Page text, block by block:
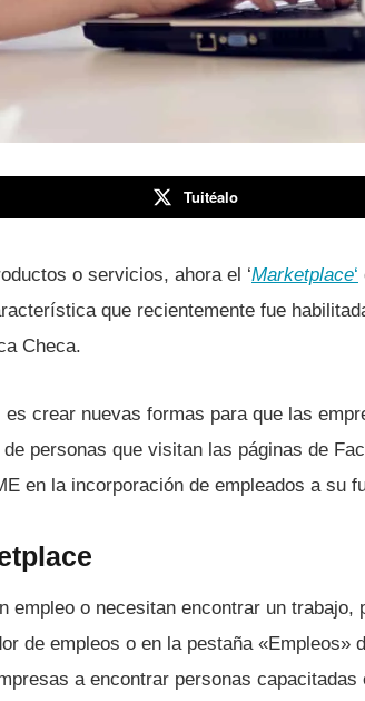
Tuitéalo
o servicios, ahora el ‘Marketplace‘
que recientemente fue
Checa.
es crear nuevas formas para que las
personas que visitan las páginas de
en la incorporación de empleados a su
empleo o necesitan encontrar un
de empleos o en la pestaña «Empleos»
a encontrar personas